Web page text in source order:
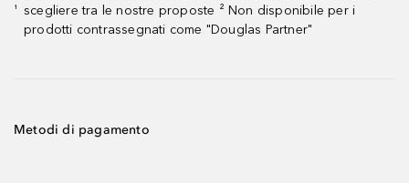
¹
scegliere tra le nostre proposte ² Non disponibile per i
prodotti contrassegnati come "Douglas Partner"
Metodi di pagamento